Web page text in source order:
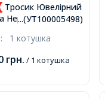
...(УТ100005498)
Тросик Ювелірний
Нержавічюча
близько
1 котушка
грн. / 1 котушка